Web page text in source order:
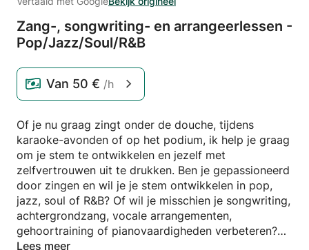
Zang-, songwriting- en arrangeerlessen -
Pop/Jazz/Soul/R&B
Van 50 € /h
Of je nu graag zingt onder de douche, tijdens
karaoke-avonden of op het podium, ik help je graag
om je stem te ontwikkelen en jezelf met
zelfvertrouwen uit te drukken. Ben je gepassioneerd
door zingen en wil je je stem ontwikkelen in pop,
jazz, soul of R&B? Of wil je misschien je songwriting,
achtergrondzang, vocale arrangementen,
gehoortraining of pianovaardigheden verbeteren?
Ongeacht je ervaringsniveau, ik begeleid je graag!
Lees meer